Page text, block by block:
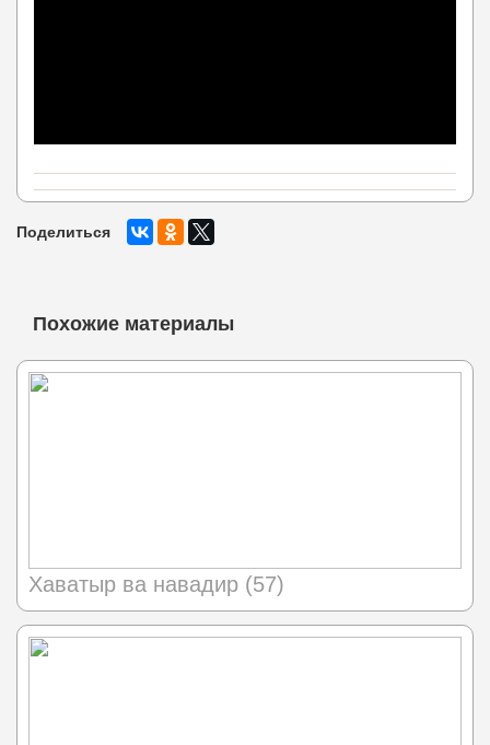
Поделиться
Похожие материалы
Хаватыр ва навадир (57)